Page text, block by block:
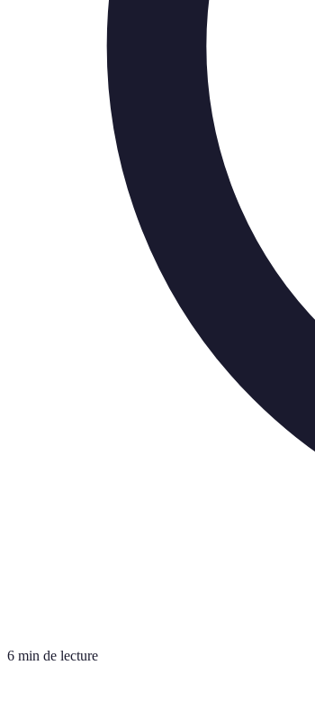
6 min de lecture